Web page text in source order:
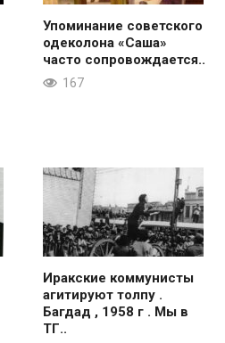
Упоминание советского
одеколона «Саша»
часто сопровождается..
167
Иракские коммунисты
агитируют толпу .
Багдад , 1958 г . Мы в
ТГ..